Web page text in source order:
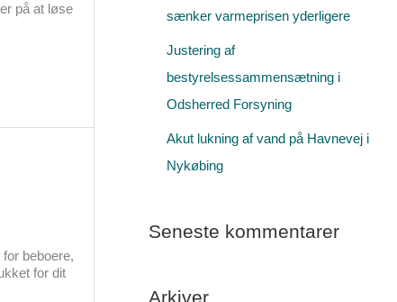
på at løse
beboere,
for dit
sænker varmeprisen yderligere
Justering af
bestyrelsessammensætning i
Odsherred Forsyning
Akut lukning af vand på Havnevej i
Nykøbing
Seneste kommentarer
Arkiver